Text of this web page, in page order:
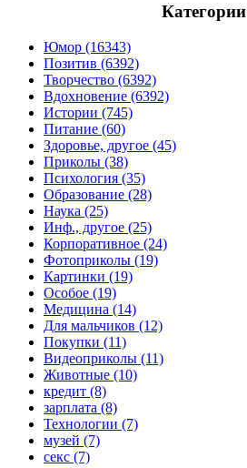
Категории
Юмор (16343)
Позитив (6392)
Творчество (6392)
Вдохновение (6392)
Истории (745)
Питание (60)
Здоровье, другое (45)
Приколы (38)
Психология (35)
Образование (28)
Наука (25)
Инф., другое (25)
Корпоративное (24)
Фотоприколы (19)
Картинки (19)
Особое (19)
Медицина (14)
Для мальчиков (12)
Покупки (11)
Видеоприколы (11)
Животные (10)
кредит (8)
зарплата (8)
Технологии (7)
музей (7)
секс (7)